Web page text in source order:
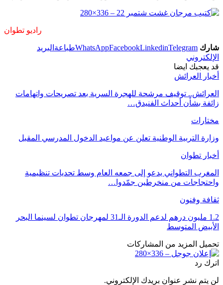
راديو تطوان
شارك WhatsAppFacebookLinkedinTelegram طباعة البريد
الإلكتروني
قد يعجبك ايضا
أخبار العرائش
العرائش.. توقيف مرشحة للهجرة السرية بعد تصريحات واتهامات
زائفة بشأن أحداث الفنيدق…
مختارات
وزارة التربية الوطنية تعلن عن مواعيد الدخول المدرسي المقبل
أخبار تطوان
المغرب التطواني يدعو إلى جمعه العام وسط تحديات تنظيمية
واحتجاجات من منخرطين جمّدوا…
ثقافة وفنون
1.2 مليون درهم لدعم الدورة الـ31 لمهرجان تطوان لسينما البحر
الأبيض المتوسط
تحميل المزيد من المشاركات
اترك رد
لن يتم نشر عنوان بريدك الإلكتروني.